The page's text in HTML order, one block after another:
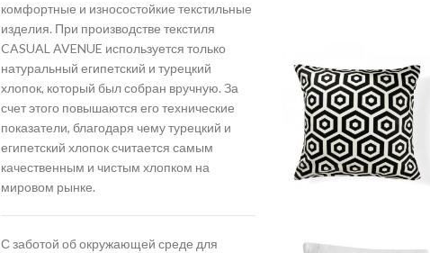
комфортные и износостойкие текстильные
изделия. При производстве текстиля
CASUAL AVENUE используется только
натуральный египетский и турецкий
хлопок, который был собран вручную. За
счет этого повышаются его технические
показатели, благодаря чему турецкий и
египетский хлопок считается самым
качественным и чистым хлопком на
мировом рынке.
С заботой об окружающей среде для